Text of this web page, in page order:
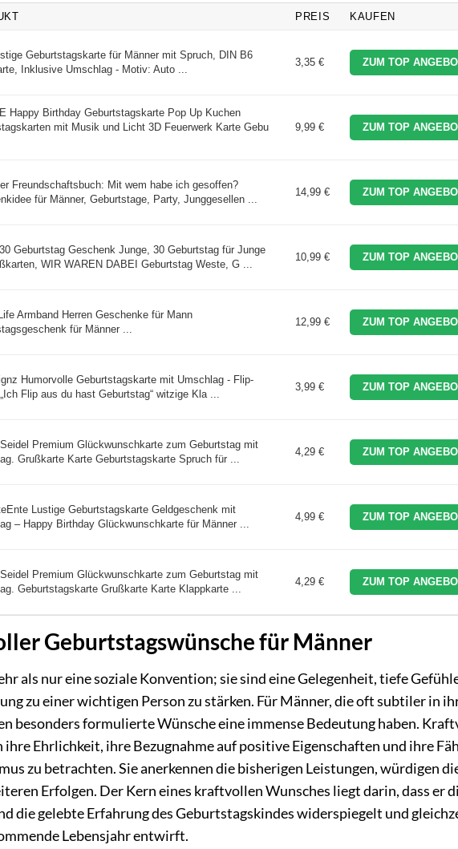
PREIS KAUFEN
Geburtstagskarte für Männer mit Spruch, DIN B6
Inklusive Umschlag - Motiv: Auto ...
3,35 € ZUM TOP
Happy Birthday Geburtstagskarte Pop Up Kuchen
mit Musik und Licht 3D Feuerwerk Karte Gebu
9,99 € ZUM TOP
Freundschaftsbuch: Mit wem habe ich gesoffen?
für Männer, Geburtstage, Party, Junggesellen ...
14,99 € ZUM TOP
Geburtstag Geschenk Junge, 30 Geburtstag für Junge
WIR WAREN DABEI Geburtstag Weste, G ...
10,99 € ZUM TOP
Armband Herren Geschenke für Mann
für Männer ...
12,99 € ZUM TOP
Humorvolle Geburtstagskarte mit Umschlag - Flip-
Flip aus du hast Geburtstag“ witzige Kla ...
3,99 € ZUM TOP
Premium Glückwunschkarte zum Geburtstag mit
Grußkarte Karte Geburtstagskarte Spruch für ...
4,29 € ZUM TOP
Lustige Geburtstagskarte Geldgeschenk mit
– Happy Birthday Glückwunschkarte für Männer ...
4,99 € ZUM TOP
Premium Glückwunschkarte zum Geburtstag mit
Geburtstagskarte Grußkarte Karte Klappkarte ...
4,29 € ZUM TOP
Geburtstagswünsche für Männer
als nur eine soziale Konvention; sie sind eine Gelegenheit, tiefe
zu einer wichtigen Person zu stärken. Für Männer, die oft subtiler in
besonders formulierte Wünsche eine immense Bedeutung haben.
ihre Ehrlichkeit, ihre Bezugnahme auf positive Eigenschaften und ihre
zu betrachten. Sie anerkennen die bisherigen Leistungen, würdigen
Erfolgen. Der Kern eines kraftvollen Wunsches liegt darin, dass er
die gelebte Erfahrung des Geburtstagskindes widerspiegelt und
Lebensjahr entwirft.